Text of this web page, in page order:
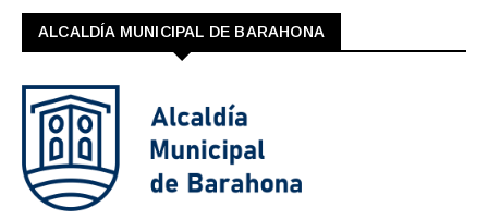
ALCALDÍA MUNICIPAL DE BARAHONA